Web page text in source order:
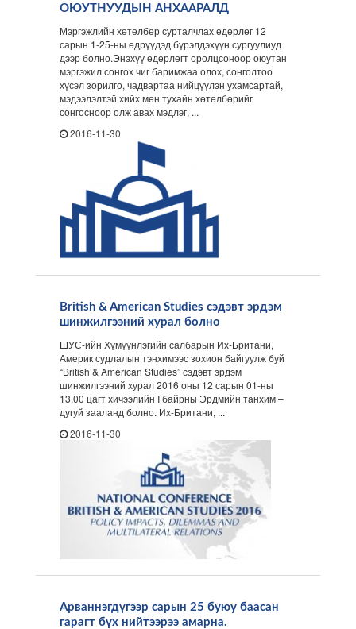
ОЮУТНУУДЫН АНХААРАЛД
Мэргэжлийн хөтөлбөр сурталчлах өдөрлөг 12
сарын 1-25-ны өдрүүдэд бүрэлдэхүүн сургуулиуд
дээр болно.Энэхүү өдөрлөгт оролцсоноор оюутан
мэргэжил сонгох чиг баримжаа олох, сонголтоо
хүсэл зорилго, чадвартаа нийцүүлэн ухамсартай,
мэдээлэлтэй хийх мөн тухайн хөтөлбөрийг
сонгосноор олж авах мэдлэг, ...
2016-11-30
British & American Studies сэдэвт эрдэм
шинжилгээний хурал болно
ШУС-ийн Хүмүүнлэгийн салбарын Их-Британи,
Америк судлалын тэнхимээс зохион байгуулж буй
“British & American Studies” сэдэвт эрдэм
шинжилгээний хурал 2016 оны 12 сарын 01-ны
13.00 цагт хичээлийн I байрны Эрдмийн танхим –
дугуй зааланд болно. Их-Британи, ...
2016-11-30
Арваннэгдүгээр сарын 25 буюу баасан
гарагт бүх нийтээрээ амарна.